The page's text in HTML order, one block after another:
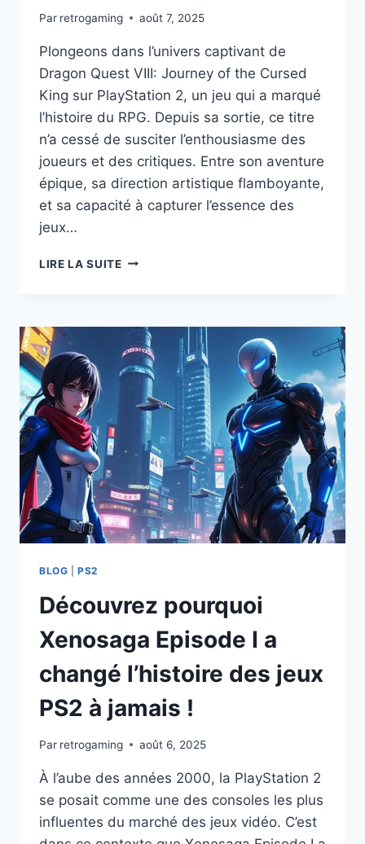
Par retrogaming août 7, 2025
Plongeons dans l’univers captivant de
Dragon Quest VIII: Journey of the Cursed
King sur PlayStation 2, un jeu qui a marqué
l’histoire du RPG. Depuis sa sortie, ce titre
n’a cessé de susciter l’enthousiasme des
joueurs et des critiques. Entre son aventure
épique, sa direction artistique flamboyante,
et sa capacité à capturer l’essence des
jeux…
LIRE LA SUITEDÉCOUVREZ
VIII:
JOURNEY
OF
THE
CURSED
KING
EST
MEILLEUR
RPG
DE
TOUS
BLOG |PS2
Découvrez pourquoi
Xenosaga Episode I a
changé l’histoire des jeux
PS2 à jamais !
Par retrogaming août 6, 2025
À l’aube des années 2000, la PlayStation 2
se posait comme une des consoles les plus
influentes du marché des jeux vidéo. C’est